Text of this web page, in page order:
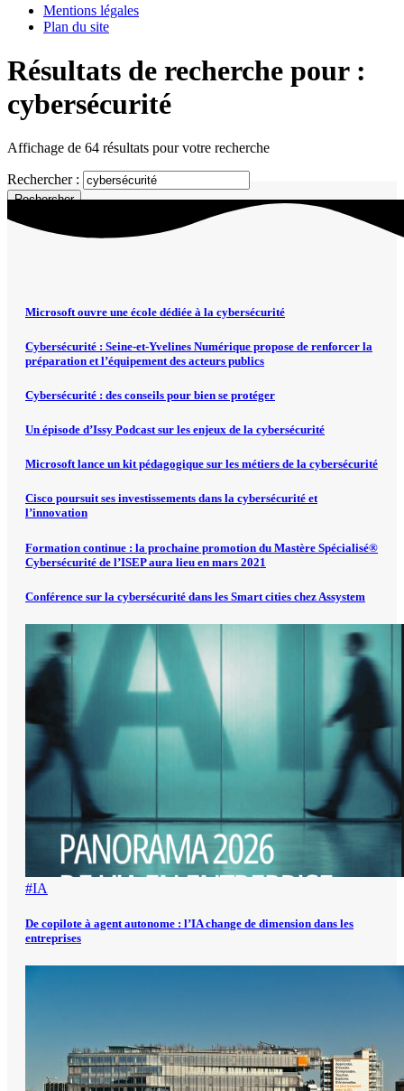
Mentions légales
Plan du site
Résultats de recherche pour :
cybersécurité
Affichage de 64 résultats pour votre recherche
Rechercher :
Microsoft ouvre une école dédiée à la cybersécurité
Cybersécurité : Seine-et-Yvelines Numérique propose de renforcer la
préparation et l’équipement des acteurs publics
Cybersécurité : des conseils pour bien se protéger
Un épisode d’Issy Podcast sur les enjeux de la cybersécurité
Microsoft lance un kit pédagogique sur les métiers de la cybersécurité
Cisco poursuit ses investissements dans la cybersécurité et
l’innovation
Formation continue : la prochaine promotion du Mastère Spécialisé®
Cybersécurité de l’ISEP aura lieu en mars 2021
Conférence sur la cybersécurité dans les Smart cities chez Assystem
#IA
De copilote à agent autonome : l’IA change de dimension dans les
entreprises